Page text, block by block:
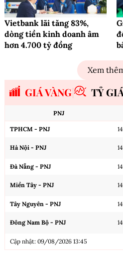
Vietbank lãi tăng 83%,
dòng tiền kinh doanh âm
hơn 4.700 tỷ đồng
Xem
GIÁ VÀNG TỶ
PNJ
TPHCM - PNJ
Hà Nội - PNJ
Đà Nẵng - PNJ
Miền Tây - PNJ
Tây Nguyên - PNJ
Đông Nam Bộ - PNJ
Cập nhật: 09/08/2026 13:45